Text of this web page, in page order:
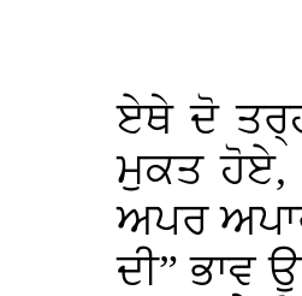
ਏਥੇ ਦੋ
ਮੁਕਤ ਹੋਏ,
ਅਪਰ
ਦੀ” ਭਾਵ